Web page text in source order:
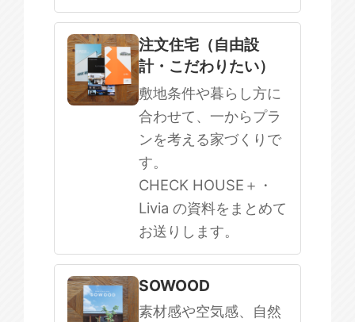
注文住宅（自由設
計・こだわりたい）
敷地条件や暮らし方に
合わせて、一からプラ
ンを考える家づくりで
す。
CHECK HOUSE＋・
Livia の資料をまとめて
お送りします。
SOWOOD
素材感や空気感、自然